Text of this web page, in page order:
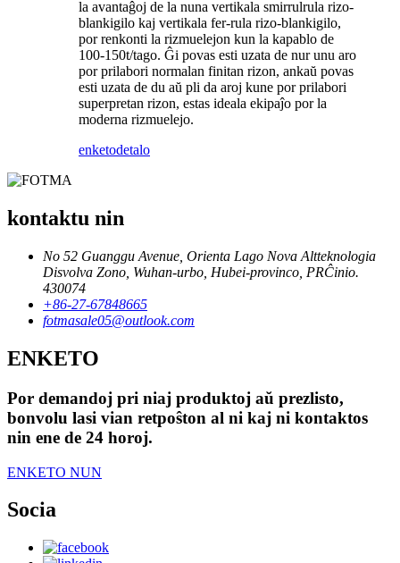
la avantaĝoj de la nuna vertikala smirrulrula rizo-
blankigilo kaj vertikala fer-rula rizo-blankigilo,
por renkonti la rizmuelejon kun la kapablo de
100-150t/tago. Ĝi povas esti uzata de nur unu aro
por prilabori normalan finitan rizon, ankaŭ povas
esti uzata de du aŭ pli da aroj kune por prilabori
superpretan rizon, estas ideala ekipaĵo por la
moderna rizmuelejo.
enketodetalo
kontaktu nin
No 52 Guanggu Avenue, Orienta Lago Nova Altteknologia
Disvolva Zono, Wuhan-urbo, Hubei-provinco, PRĈinio.
430074
+86-27-67848665
fotmasale05@outlook.com
ENKETO
Por demandoj pri niaj produktoj aŭ prezlisto,
bonvolu lasi vian retpoŝton al ni kaj ni kontaktos
nin ene de 24 horoj.
ENKETO NUN
Socia